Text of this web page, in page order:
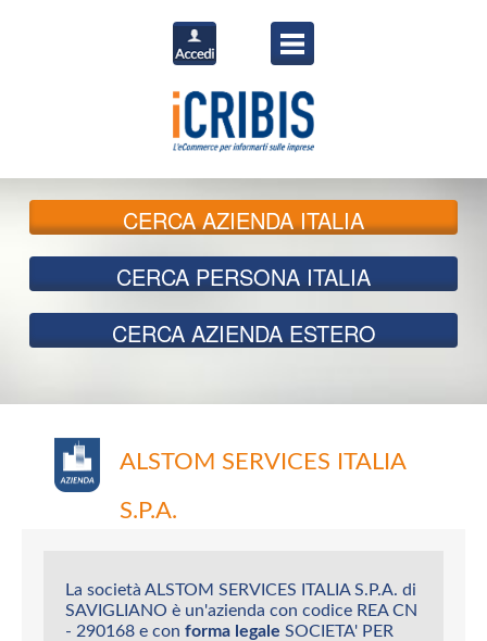
CERCAAZIENDA ITALIA
CERCA PERSONA ITALIA
CERCA AZIENDA ESTERO
ALSTOM SERVICES ITALIA
S.P.A.
La società ALSTOM SERVICES ITALIA S.P.A. di
SAVIGLIANO è un'azienda con codice REA CN
- 290168 e con forma legale SOCIETA' PER